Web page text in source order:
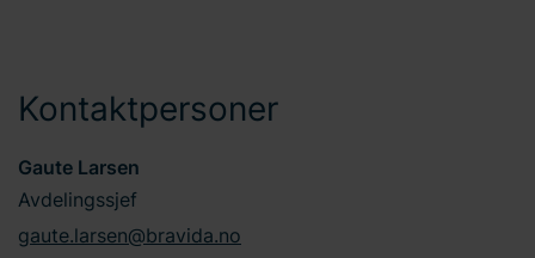
Kontaktpersoner
Gaute Larsen
Avdelingssjef
gaute.larsen@bravida.no